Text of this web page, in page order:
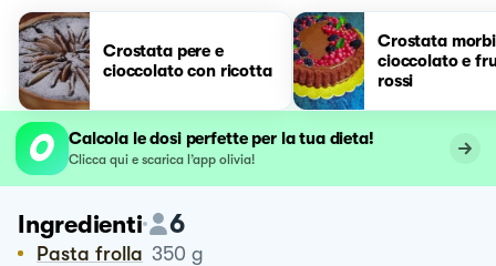
Crostata pere e
cioccolato con ricotta
Crostata
cioccolato e
rossi
Calcola le dosi perfette per la tua dieta!
Clicca qui e scarica l’app olivia!
Ingredienti 6
Pasta frolla 350 g